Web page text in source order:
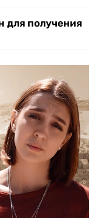
для получения